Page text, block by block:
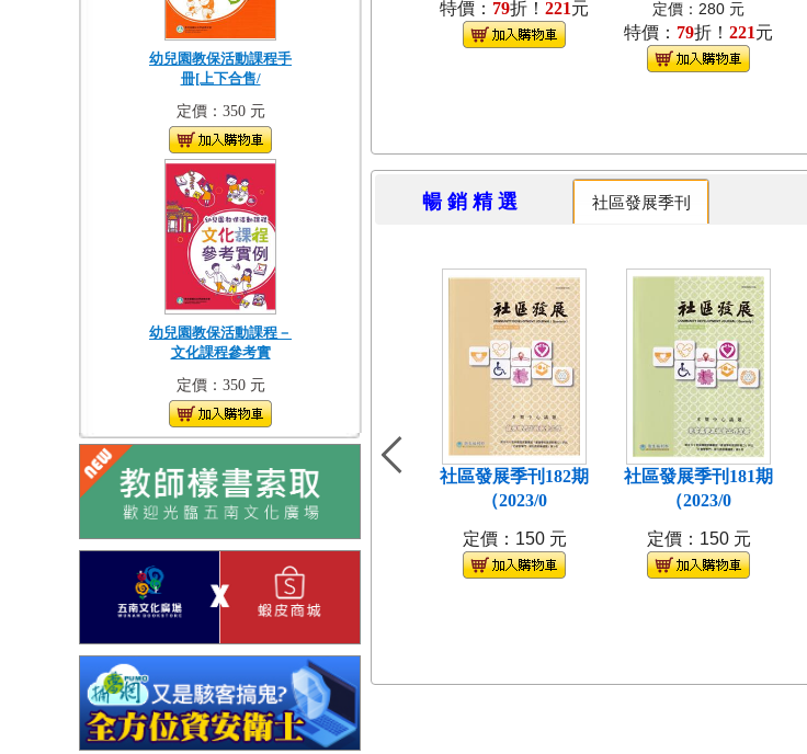
幼兒園教保活動課程手
冊[上下合售/
定價：350 元
幼兒園教保活動課程－
文化課程參考實
定價：350 元
特價： 79折！ 221元 定價：280 元
特價： 79折！ 221元
暢 銷 精 選 社區發展季刊
社區發展季刊182期
（2023/0
定價：150 元
社區發展季刊181期
（2023/0
定價：150 元